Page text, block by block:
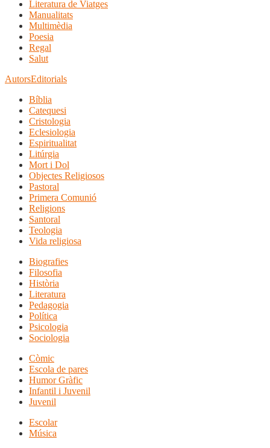
Literatura de Viatges
Manualitats
Multimèdia
Poesia
Regal
Salut
AutorsEditorials
Bíblia
Catequesi
Cristologia
Eclesiologia
Espiritualitat
Litúrgia
Mort i Dol
Objectes Religiosos
Pastoral
Primera Comunió
Religions
Santoral
Teologia
Vida religiosa
Biografies
Filosofia
Història
Literatura
Pedagogia
Política
Psicologia
Sociologia
Còmic
Escola de pares
Humor Gràfic
Infantil i Juvenil
Juvenil
Escolar
Música